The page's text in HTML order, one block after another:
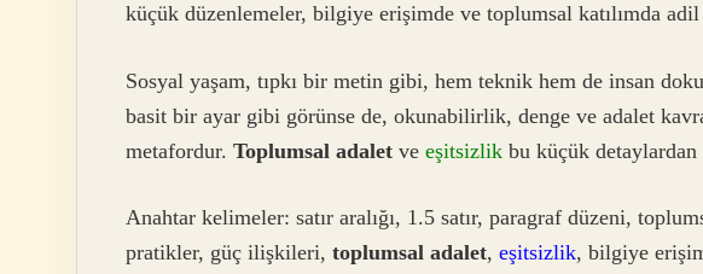
küçük düzenlemeler, bilgiye erişimde ve toplumsal katılımda
Sosyal yaşam, tıpkı bir metin gibi, hem teknik hem de insan
basit bir ayar gibi görünse de, okunabilirlik, denge ve adalet
metafordur. Toplumsal adalet ve eşitsizlik bu küçük detaylardan
Anahtar kelimeler: satır aralığı, 1.5 satır, paragraf düzeni,
pratikler, güç ilişkileri, toplumsal adalet, eşitsizlik, bilgiye